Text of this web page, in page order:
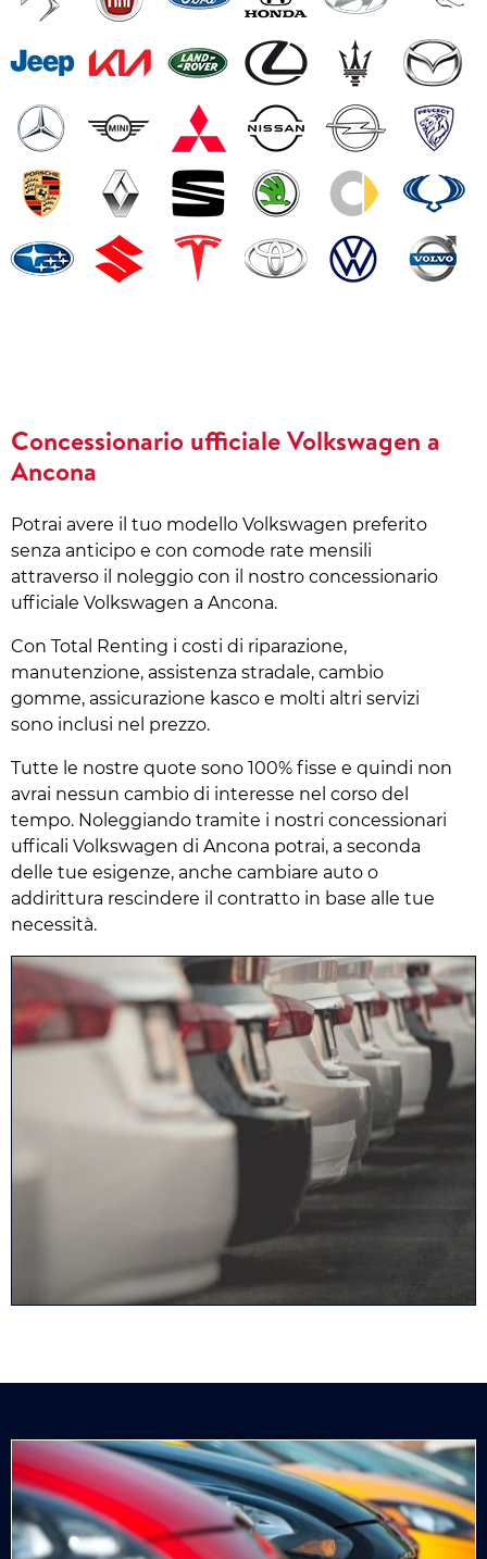
Concessionario ufficiale Volkswagen a
Ancona
Potrai avere il tuo modello Volkswagen preferito
senza anticipo e con comode rate mensili
attraverso il noleggio con il nostro concessionario
ufficiale Volkswagen a Ancona.
Con Total Renting i costi di riparazione,
manutenzione, assistenza stradale, cambio
gomme, assicurazione kasco e molti altri servizi
sono inclusi nel prezzo.
Tutte le nostre quote sono 100% fisse e quindi non
avrai nessun cambio di interesse nel corso del
tempo. Noleggiando tramite i nostri concessionari
ufficali Volkswagen di Ancona potrai, a seconda
delle tue esigenze, anche cambiare auto o
addirittura rescindere il contratto in base alle tue
necessità.